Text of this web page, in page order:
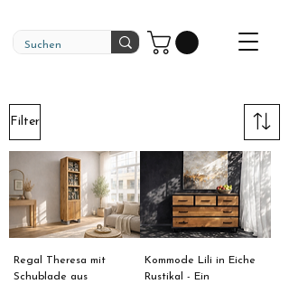
Filter
Regal Theresa mit
Schublade aus
Kommode Lili in Eiche
Rustikal - Ein